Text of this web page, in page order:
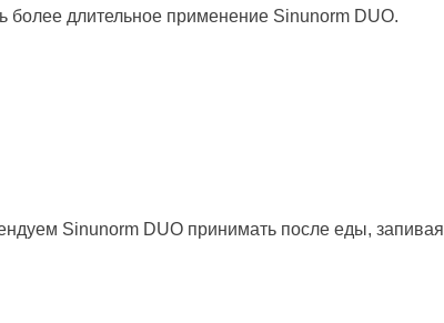
более длительное применение Sinunorm DUO.
Sinunorm DUO принимать после еды, запивая